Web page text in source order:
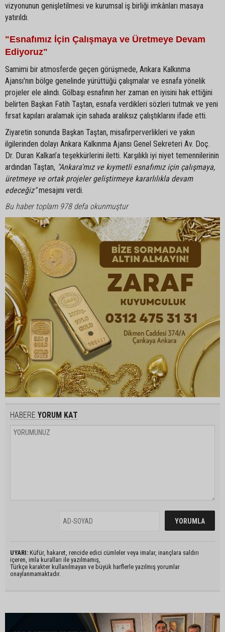
vizyonunun genişletilmesi ve kurumsal iş birliği imkânları masaya
yatırıldı.
"Esnafımız İçin Çalışmaya ve Üretmeye Devam
Ediyoruz"
Samimi bir atmosferde geçen görüşmede, Ankara Kalkınma
Ajansı'nın bölge genelinde yürüttüğü çalışmalar ve esnafa yönelik
projeler ele alındı. Gölbaşı esnafının her zaman en iyisini hak ettiğini
belirten Başkan Fatih Taştan, esnafa verdikleri sözleri tutmak ve yeni
fırsat kapıları aralamak için sahada aralıksız çalıştıklarını ifade etti.
Ziyaretin sonunda Başkan Taştan, misafirperverlikleri ve yakın
ilgilerinden dolayı Ankara Kalkınma Ajansı Genel Sekreteri Av. Doç.
Dr. Duran Kalkan’a teşekkürlerini iletti. Karşılıklı iyi niyet temennilerinin
ardından Taştan, "Ankara'mız ve kıymetli esnafımız için çalışmaya,
üretmeye ve ortak projeler geliştirmeye kararlılıkla devam
edeceğiz"mesajını verdi.
Bu haber toplam 978 defa okunmuştur
HABERE YORUM KAT
UYARI: Küfür, hakaret, rencide edici cümleler veya imalar, inançlara saldırı
içeren, imla kuralları ile yazılmamış,
Türkçe karakter kullanılmayan ve büyük harflerle yazılmış yorumlar
onaylanmamaktadır.